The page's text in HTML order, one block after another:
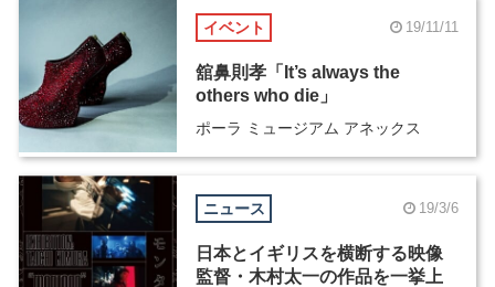
イベント 19/11/11
舘鼻則孝「It’s always the
others who die」
ポーラ ミュージアム アネックス
ニュース 19/3/6
日本とイギリスを横断する映像
監督・木村太一の作品を一挙上